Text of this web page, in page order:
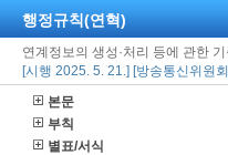
행정규칙(연혁)
연계정보의 생성·처리 등에 관한 기
[시행 2025. 5. 21.] [방송통신위원
본문
부칙
별표/서식